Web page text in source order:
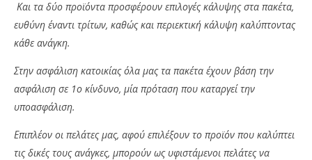
Και τα δύο προϊόντα προσφέρουν επιλογές κάλυψης στα πακέτα,
ευθύνη έναντι τρίτων, καθώς και περιεκτική κάλυψη καλύπτοντας
κάθε ανάγκη.
Στην ασφάλιση κατοικίας όλα μας τα πακέτα έχουν βάση την
ασφάλιση σε 1o κίνδυνο, μία πρόταση που καταργεί την
υποασφάλιση.
Επιπλέον οι πελάτες μας, αφού επιλέξουν το προϊόν που καλύπτει
τις δικές τους ανάγκες, μπορούν ως υφιστάμενοι πελάτες να